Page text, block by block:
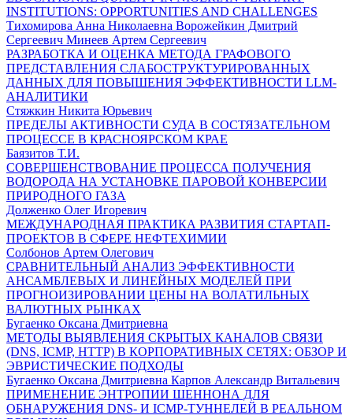
INSTITUTIONS: OPPORTUNITIES AND CHALLENGES
Тихомирова Анна Николаевна Ворожейкин Дмитрий
Сергеевич Минеев Артем Сергеевич
РАЗРАБОТКА И ОЦЕНКА МЕТОДА ГРАФОВОГО
ПРЕДСТАВЛЕНИЯ СЛАБОСТРУКТУРИРОВАННЫХ
ДАННЫХ ДЛЯ ПОВЫШЕНИЯ ЭФФЕКТИВНОСТИ LLM-
АНАЛИТИКИ
Стяжкин Никита Юрьевич
ПРЕДЕЛЫ АКТИВНОСТИ СУДА В СОСТЯЗАТЕЛЬНОМ
ПРОЦЕССЕ В КРАСНОЯРСКОМ КРАЕ
Баязитов Т.И.
СОВЕРШЕНСТВОВАНИЕ ПРОЦЕССА ПОЛУЧЕНИЯ
ВОДОРОДА НА УСТАНОВКЕ ПАРОВОЙ КОНВЕРСИИ
ПРИРОДНОГО ГАЗА
Долженко Олег Игоревич
МЕЖДУНАРОДНАЯ ПРАКТИКА РАЗВИТИЯ СТАРТАП-
ПРОЕКТОВ В СФЕРЕ НЕФТЕХИМИИ
Солбонов Артем Олегович
СРАВНИТЕЛЬНЫЙ АНАЛИЗ ЭФФЕКТИВНОСТИ
АНСАМБЛЕВЫХ И ЛИНЕЙНЫХ МОДЕЛЕЙ ПРИ
ПРОГНОИЗИРОВАНИИ ЦЕНЫ НА ВОЛАТИЛЬНЫХ
ВАЛЮТНЫХ РЫНКАХ
Бугаенко Оксана Дмитриевна
МЕТОДЫ ВЫЯВЛЕНИЯ СКРЫТЫХ КАНАЛОВ СВЯЗИ
(DNS, ICMP, HTTP) В КОРПОРАТИВНЫХ СЕТЯХ: ОБЗОР И
ЭВРИСТИЧЕСКИЕ ПОДХОДЫ
Бугаенко Оксана Дмитриевна Карпов Александр Витальевич
ПРИМЕНЕНИЕ ЭНТРОПИИ ШЕННОНА ДЛЯ
ОБНАРУЖЕНИЯ DNS- И ICMP-ТУННЕЛЕЙ В РЕАЛЬНОМ